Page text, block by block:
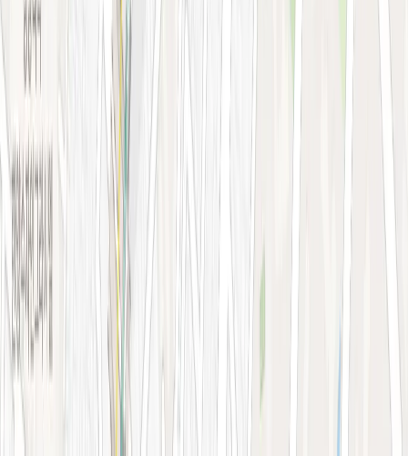
청량리점 아비쥬 의원
간이예약창
청량리점
STEP 01. 시술 선택